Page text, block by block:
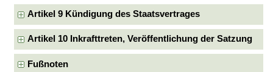
Artikel 9 Kündigung des Staatsvertrages
Artikel 10 Inkrafttreten, Veröffentlichung der Satzung
Fußnoten